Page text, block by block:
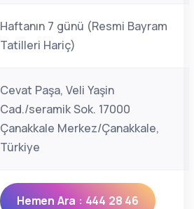
Haftanın 7 günü (Resmi Bayram
Tatilleri Hariç)
Cevat Paşa, Veli Yaşin
Cad./seramik Sok. 17000
Çanakkale Merkez/Çanakkale,
Türkiye
Hemen Ara : 444 28 46